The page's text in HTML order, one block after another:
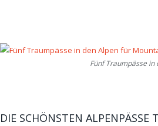
Fünf Traumpässe
DIE SCHÖNSTEN